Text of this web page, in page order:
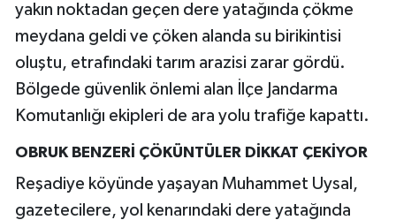
yakın noktadan geçen dere yatağında çökme
meydana geldi ve çöken alanda su birikintisi
oluştu, etrafındaki tarım arazisi zarar gördü.
Bölgede güvenlik önlemi alan İlçe Jandarma
Komutanlığı ekipleri de ara yolu trafiğe kapattı.
OBRUK BENZERİ ÇÖKÜNTÜLER DİKKAT ÇEKİYOR
Reşadiye köyünde yaşayan Muhammet Uysal,
gazetecilere, yol kenarındaki dere yatağında